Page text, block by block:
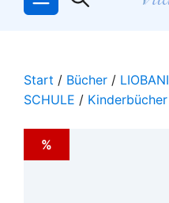
Start / Bücher / LIOBANI
SCHULE / Kinderbücher
%